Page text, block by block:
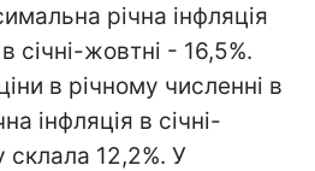
річна інфляція
січні-жовтні - 16,5%.
в річному численні в
інфляція в січні-
склала 12,2%. У